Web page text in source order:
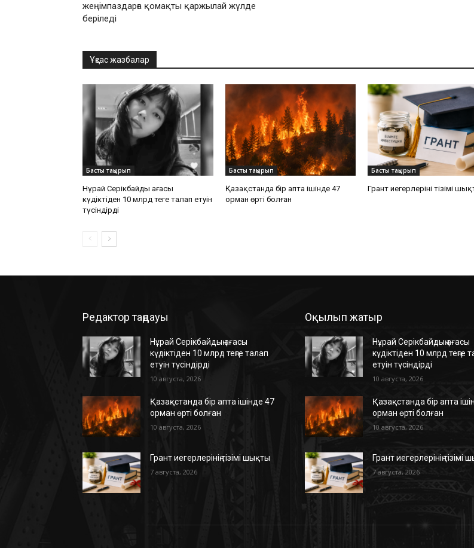
жеңімпаздарға қомақты қаржылай жүлде
беріледі
Ұқсас жазбалар
Басты тақырып
Нұрай Серікбайдың ағасы
күдіктіден 10 млрд теңге талап етуін
түсіндірді
Басты тақырып
Қазақстанда бір апта ішінде 47
орман өрті болған
Басты тақырып
Грант иегерлерінің тізімі
Редактор таңдауы
Нұрай Серікбайдың ағасы
күдіктіден 10 млрд теңге талап
етуін түсіндірді
10 августа, 2026
Қазақстанда бір апта ішінде 47
орман өрті болған
10 августа, 2026
Грант иегерлерінің тізімі шықты
7 августа, 2026
Оқылып жатыр
Нұрай Серікбайдың ағасы
күдіктіден 10 млрд теңге
етуін түсіндірді
10 августа, 2026
Қазақстанда бір апта
орман өрті болған
10 августа, 2026
Грант иегерлерінің тізімі
7 августа, 2026